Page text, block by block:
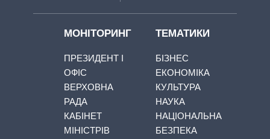
МОНІТОРИНГ
ПРЕЗИДЕНТ І
ОФІС
ВЕРХОВНА
РАДА
КАБІНЕТ
МІНІСТРІВ
ТЕМАТИКИ
БІЗНЕС
ЕКОНОМІКА
КУЛЬТУРА
НАУКА
НАЦІОНАЛЬНА
БЕЗПЕКА